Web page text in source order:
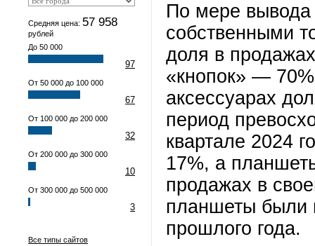
Средняя цена: 57 958
рублей
До 50 000
97
От 50 000 до 100 000
67
От 100 000 до 200 000
32
От 200 000 до 300 000
10
От 300 000 до 500 000
3
Все типы сайтов
По мере вывода
собственными
доля в
«кнопок» —
аксессуарах
период
квартале 2024
17%, а
продажах в
планшеты были
прошлого года.